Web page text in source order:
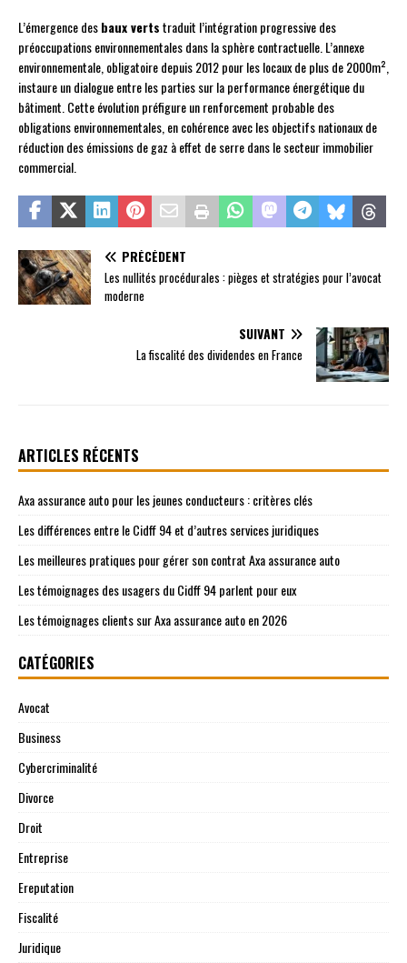
L’émergence desbaux vertstraduit l’intégration progressive des
préoccupations environnementales dans la sphère contractuelle. L’annexe
environnementale, obligatoire depuis 2012 pour les locaux de plus de 2000m²,
instaure un dialogue entre les parties sur la performance énergétique du
bâtiment. Cette évolution préfigure un renforcement probable des
obligations environnementales, en cohérence avec les objectifs nationaux de
réduction des émissions de gaz à effet de serre dans le secteur immobilier
commercial.
PRÉCÉDENT
Les nullités procédurales : pièges et stratégies pour l’avocat
moderne
SUIVANT
La fiscalité des dividendes en France
ARTICLES RÉCENTS
Axa assurance auto pour les jeunes conducteurs : critères clés
Les différences entre le Cidff 94 et d’autres services juridiques
Les meilleures pratiques pour gérer son contrat Axa assurance auto
Les témoignages des usagers du Cidff 94 parlent pour eux
Les témoignages clients sur Axa assurance auto en 2026
CATÉGORIES
Avocat
Business
Cybercriminalité
Divorce
Droit
Entreprise
Ereputation
Fiscalité
Juridique